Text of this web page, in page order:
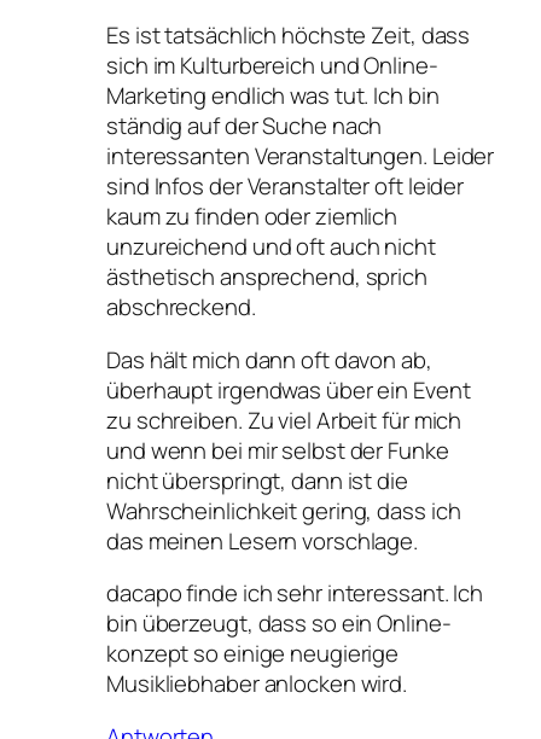
Es ist tatsächlich höchste Zeit, dass
sich im Kulturbereich und Online-
Marketing endlich was tut. Ich bin
ständig auf der Suche nach
interessanten Veranstaltungen. Leider
sind Infos der Veranstalter oft leider
kaum zu finden oder ziemlich
unzureichend und oft auch nicht
ästhetisch ansprechend, sprich
abschreckend.
Das hält mich dann oft davon ab,
überhaupt irgendwas über ein Event
zu schreiben. Zu viel Arbeit für mich
und wenn bei mir selbst der Funke
nicht überspringt, dann ist die
Wahrscheinlichkeit gering, dass ich
das meinen Lesern vorschlage.
dacapo finde ich sehr interessant. Ich
bin überzeugt, dass so ein Online-
konzept so einige neugierige
Musikliebhaber anlocken wird.